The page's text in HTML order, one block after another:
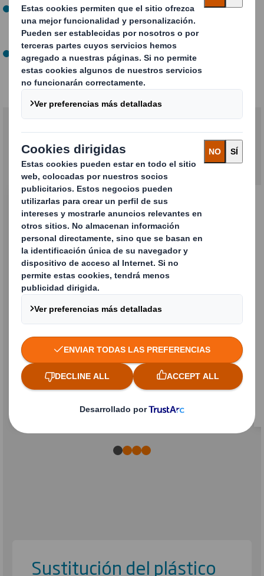
Logística simplificada:Optimiza tu espacio de
almacenamiento y acelera el proceso de packaging
gracias a la estandarización.
Mayor satisfacción del cliente:Disminuye tu huella de
carbono consumiendo menos cartón y reduciendo los
espacios vacíos.
Soluciones relacionadas
Reutilizable y Retornable
Sustitución del plástico